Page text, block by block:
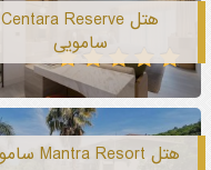
هتل Centara Reserve
سامویی
هتل Mantra Resort سامویی